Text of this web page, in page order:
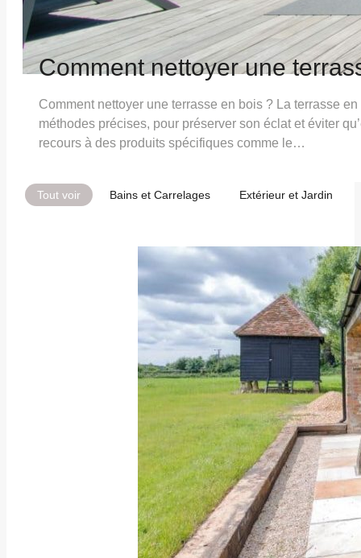
Comment nettoyer une
Comment nettoyer une terrasse en bois ? La terrasse
méthodes précises, pour préserver son éclat et éviter
recours à des produits spécifiques comme le…
Tout voir Bains et Carrelages Extérieur et Jardin